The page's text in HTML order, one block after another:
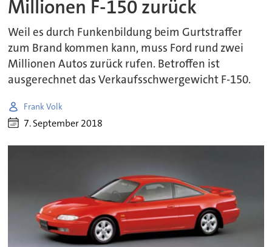
Millionen F-150 zurück
Weil es durch Funkenbildung beim Gurtstraffer
zum Brand kommen kann, muss Ford rund zwei
Millionen Autos zurück rufen. Betroffen ist
ausgerechnet das Verkaufsschwergewicht F-150.
Frank Volk
7. September 2018